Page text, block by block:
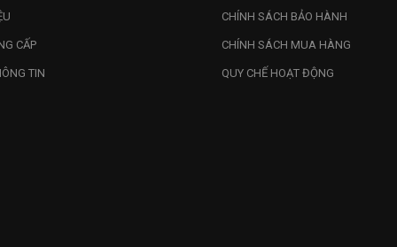
CẤP
TIN
CHÍNH SÁCH BẢO HÀNH
CHÍNH SÁCH MUA HÀNG
QUY CHẾ HOẠT ĐỘNG